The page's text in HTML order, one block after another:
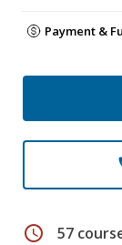
Payment &
schedule 57